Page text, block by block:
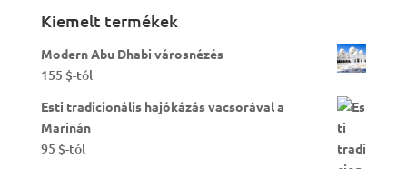
Kiemelt termékek
Modern Abu Dhabi városnézés
155 $-tól
Esti tradicionális hajókázás vacsorával a
Marinán
95 $-tól